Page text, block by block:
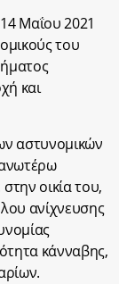
Μαΐου 2021
του
και
αστυνομικών
οικία του,
ανίχνευσης
κάνναβης,